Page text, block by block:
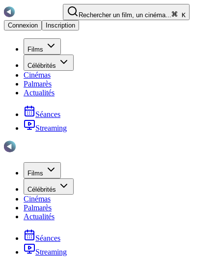
Rechercher un film, un cinéma...
K
Connexion
Inscription
Films
Célébrités
Cinémas
Palmarès
Actualités
Séances
Streaming
Films
Célébrités
Cinémas
Palmarès
Actualités
Séances
Streaming